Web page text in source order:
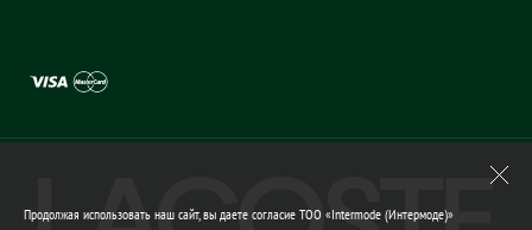
Продолжая использовать наш сайт, вы даете согласие ТОО «Intermode (Интермоде)»